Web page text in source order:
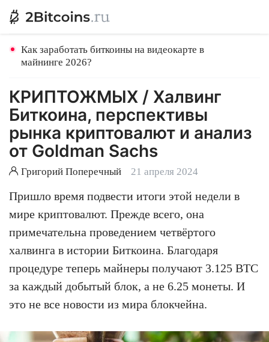
Как заработать биткоины на видеокарте в
майнинге 2026?
КРИПТОЖМЫХ / Халвинг
Биткоина, перспективы
рынка криптовалют и анализ
от Goldman Sachs
Григорий Поперечный 21 апреля 2024
Пришло время подвести итоги этой недели в
мире криптовалют. Прежде всего, она
примечательна проведением четвёртого
халвинга в истории Биткоина. Благодаря
процедуре теперь майнеры получают 3.125 BTC
за каждый добытый блок, а не 6.25 монеты. И
это не все новости из мира блокчейна.